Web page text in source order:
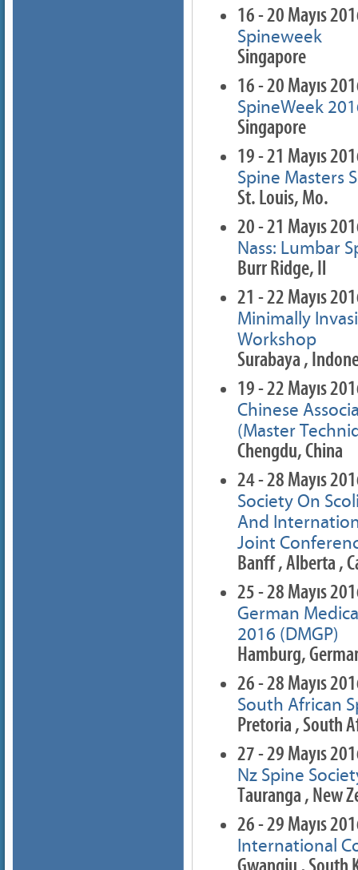
16 - 20 Mayıs
Spineweek
Singapore
16 - 20 Mayıs
SpineWeek
Singapore
19 - 21 Mayıs
Spine Masters
St. Louis, Mo.
20 - 21 Mayıs
Nass: Lumbar
Burr Ridge, Il
21 - 22 Mayıs
Minimally
Workshop
Surabaya ,
19 - 22 Mayıs
Chinese
(Master
Chengdu, China
24 - 28 Mayıs
Society On
And
Joint
Banff , Alberta ,
25 - 28 Mayıs
German
2016 (DMGP)
Hamburg,
26 - 28 Mayıs
South African
Pretoria , South
27 - 29 Mayıs
Nz Spine
Tauranga , New
26 - 29 Mayıs
International